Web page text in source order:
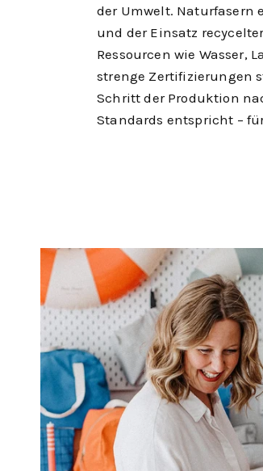
der Umwelt. Naturfasern
und der Einsatz
Ressourcen wie Wasser,
strenge Zertifizierungen
Schritt der Produktion
Standards entspricht –